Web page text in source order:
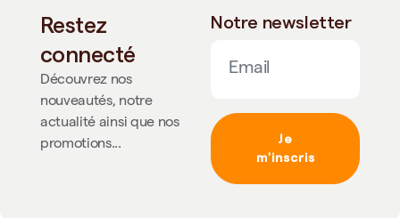
Restez
connecté
Découvrez nos
nouveautés, notre
actualité ainsi que nos
promotions...
Notre newsletter
Je
m'inscris